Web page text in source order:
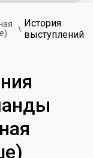
История
выступлений